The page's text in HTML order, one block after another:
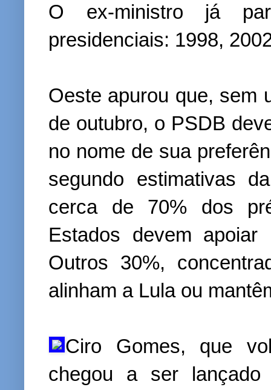
O ex-ministro já
presidenciais: 1998,
Oeste apurou que, sem
de outubro, o PSDB
no nome de sua
segundo estimativas
cerca de 70% dos
Estados devem
Outros 30%,
alinham a Lula ou
Ciro Gomes, que
chegou a ser